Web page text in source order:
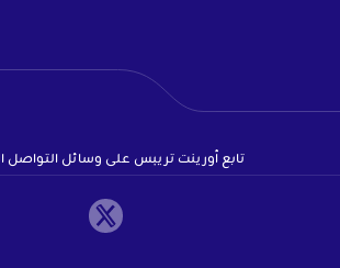
تابع أورينت تريبس على وسائل التواصل